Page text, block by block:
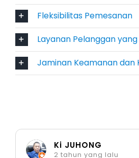
yang dapat disesuaikan
perjalanan:
Mobil Keluarga &
Toyota Avanza
Mobil Premium &
Fleksibilitas Pemesanan
Layanan Pelanggan
Jaminan Keamanan dan
Ki JUHONG
2 tahun yang lalu